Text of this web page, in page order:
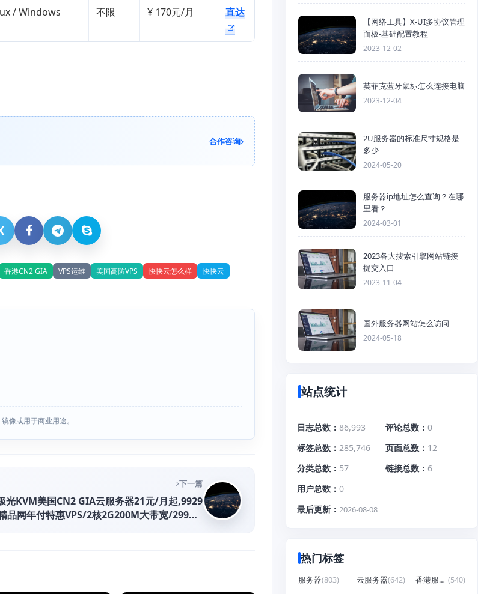
/ Windows 不限 ¥ 170元/月 直达
合作咨询
香港CN2 GIA VPS运维 美国高防VPS 快快云怎么样
快快云
像或用于商业用途。
下一篇
光KVM美国CN2 GIA云服务器21元/月起,9929
品网年付特惠VPS/2核2G200M大带宽/299元/
【网络工具】X-UI多协议管理
面板-基础配置教程
2023-12-02
英菲克蓝牙鼠标怎么连接电脑
2023-12-04
2U服务器的标准尺寸规格是
多少
2024-05-20
服务器ip地址怎么查询？在哪
里看？
2024-03-01
2023各大搜索引擎网站链接
提交入口
2023-11-04
国外服务器网站怎么访问
2024-05-18
站点统计
日志总数 86,993 评论总数
0
标签总数
285,746 页面总数
12
分类总数
57 链接总数
6
用户总数
0
最后更新
2026-08-08
热门标签
服务器(803) 云服务器(642) 香港服务器 (540)